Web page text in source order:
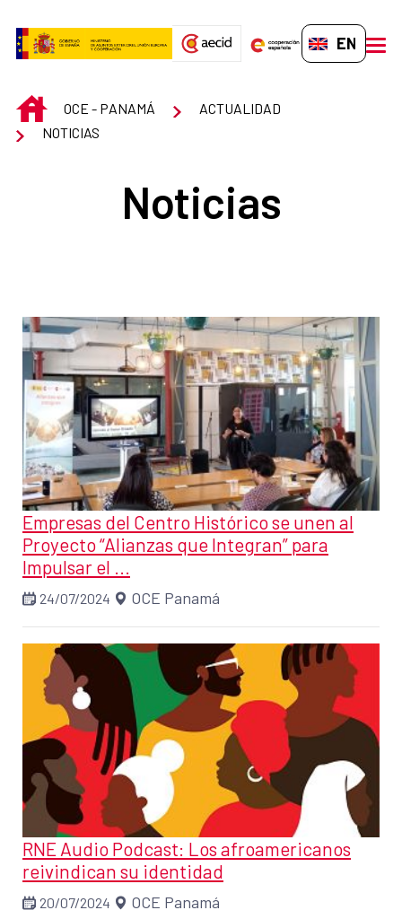
EN-GB
INICIOOCE - PANAMÁ
ACTUALIDAD
NOTICIAS
Noticias
Empresas del Centro Histórico se unen al
Proyecto “Alianzas que Integran” para
Impulsar el ...
24/07/2024 OCE Panamá
RNE Audio Podcast: Los afroamericanos
reivindican su identidad
20/07/2024 OCE Panamá